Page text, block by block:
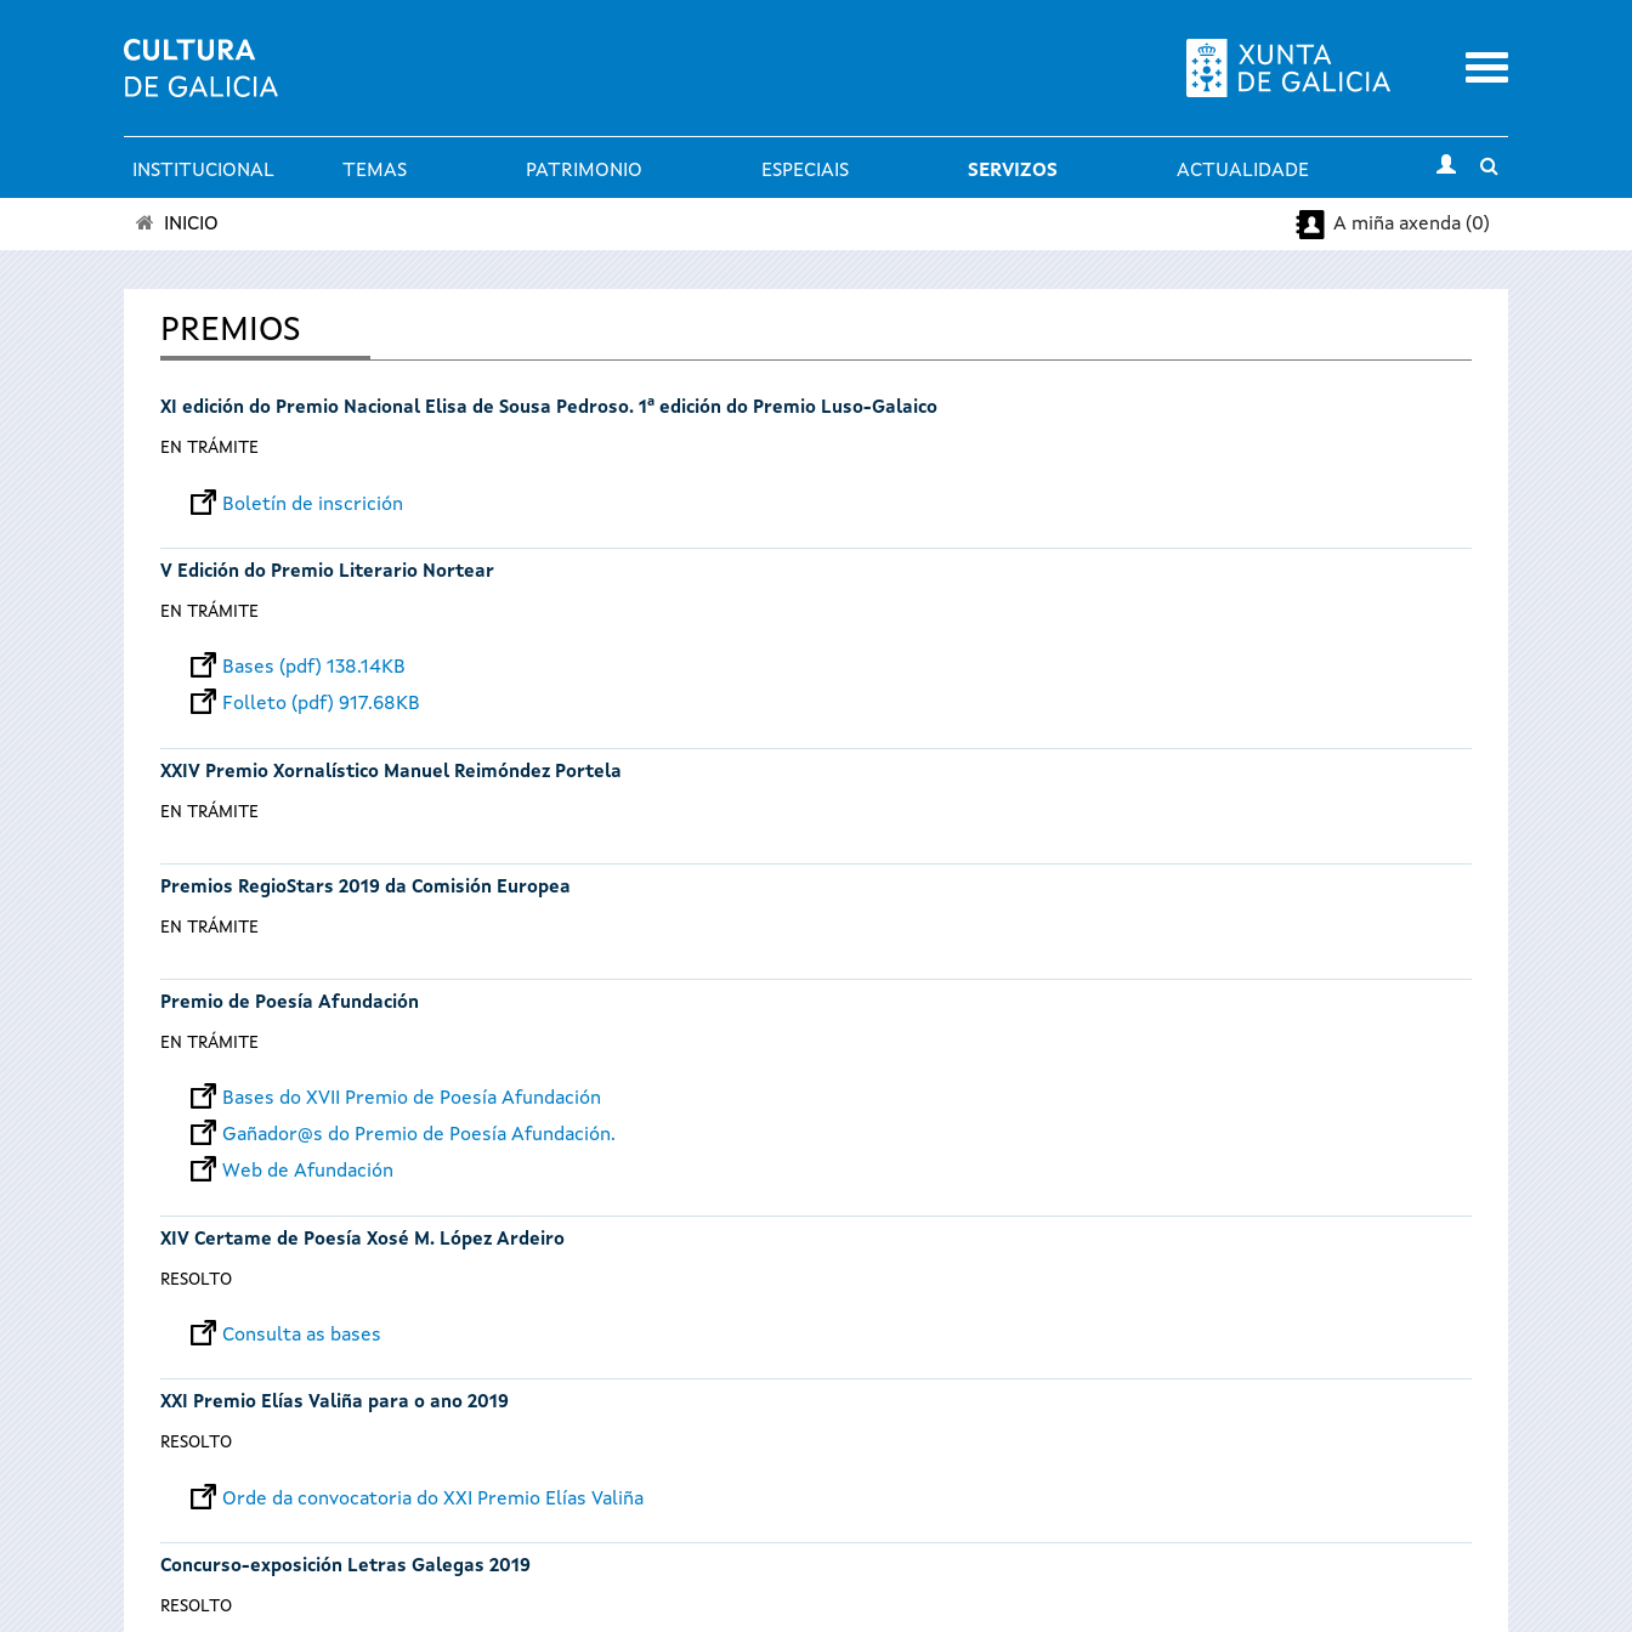
Menu
Menú
principal
INSTITUCIONAL TEMAS PATRIMONIO ESPECIAIS SERVIZOS ACTUALIDADE
search
está
INICIO A miña axenda (0)
PREMIOS
XI edición do Premio Nacional Elisa de Sousa Pedroso. 1ª edición do Premio Luso-Galaico
EN TRÁMITE
Boletín de inscrición
V Edición do Premio Literario Nortear
EN TRÁMITE
Bases (pdf) 138.14KB
Folleto (pdf) 917.68KB
XXIV Premio Xornalístico Manuel Reimóndez Portela
EN TRÁMITE
Premios RegioStars 2019 da Comisión Europea
EN TRÁMITE
Premio de Poesía Afundación
EN TRÁMITE
Bases do XVII Premio de Poesía Afundación
Gañador@s do Premio de Poesía Afundación.
Web de Afundación
XIV Certame de Poesía Xosé M. López Ardeiro
RESOLTO
Consulta as bases
XXI Premio Elías Valiña para o ano 2019
RESOLTO
Orde da convocatoria do XXI Premio Elías Valiña
Concurso-exposición Letras Galegas 2019
RESOLTO